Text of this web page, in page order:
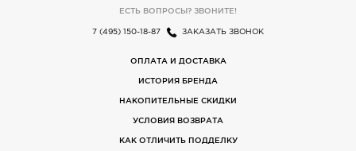
ЕСТЬ ВОПРОСЫ? ЗВОНИТЕ!
7 (495) 150-18-87 ЗАКАЗАТЬ ЗВОНОК
ОПЛАТА И ДОСТАВКА
ИСТОРИЯ БРЕНДА
НАКОПИТЕЛЬНЫЕ СКИДКИ
УСЛОВИЯ ВОЗВРАТА
КАК ОТЛИЧИТЬ ПОДДЕЛКУ